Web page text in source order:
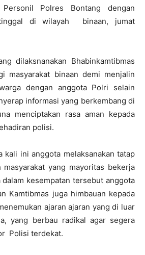
Polres Bontang dengan
di wilayah binaan, jumat
dilaksnanakan Bhabinkamtibmas
masyarakat binaan demi menjalin
dengan anggota Polri selain
informasi yang berkembang di
menciptakan rasa aman kepada
polisi.
kali ini anggota melaksanakan tatap
yang mayoritas bekerja
kesempatan tersebut anggota
Kamtibmas juga himbauan kepada
ajaran ajaran yang di luar
yang berbau radikal agar segera
Polisi terdekat.